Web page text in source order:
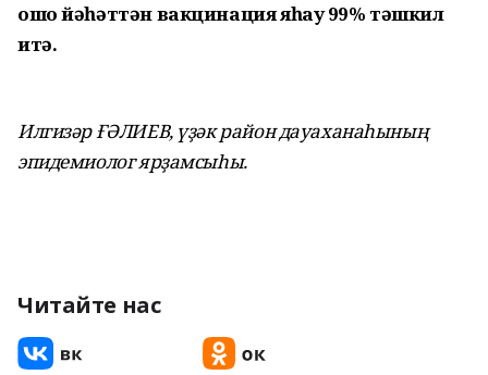
ошо йәһәттән вакцинация яһау 99% тәшкил
итә.
Илгизәр ҒӘЛИЕВ, үҙәк район дауаханаһының
эпидемиолог ярҙамсыһы.
Читайте нас